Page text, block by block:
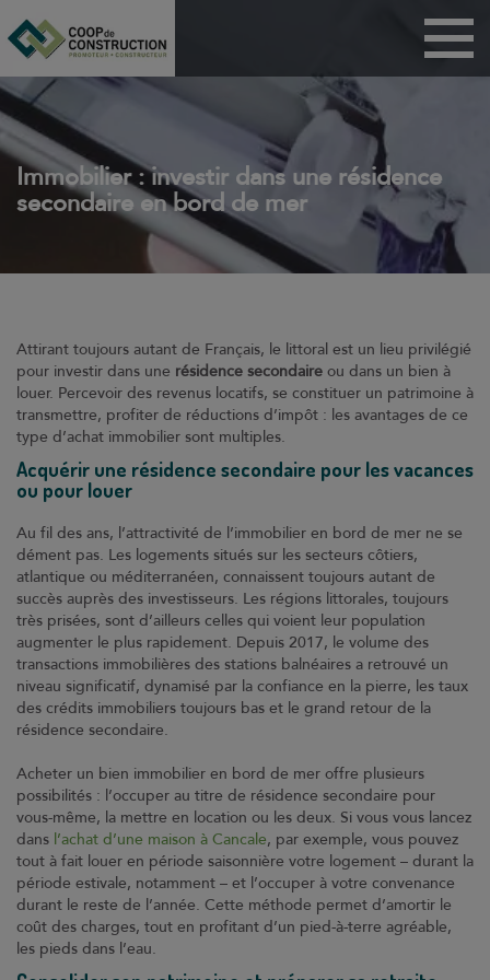
Immobilier : investir dans une résidence
secondaire en bord de mer
Attirant toujours autant de Français, le littoral est un lieu privilégié
pour investir dans une résidence secondaire ou dans un bien à
louer. Percevoir des revenus locatifs, se constituer un patrimoine à
transmettre, profiter de réductions d’impôt : les avantages de ce
type d’achat immobilier sont multiples.
Acquérir une résidence secondaire pour les vacances
ou pour louer
Au fil des ans, l’attractivité de l’immobilier en bord de mer ne se
dément pas. Les logements situés sur les secteurs côtiers,
atlantique ou méditerranéen, connaissent toujours autant de
succès auprès des investisseurs. Les régions littorales, toujours
très prisées, sont d’ailleurs celles qui voient leur population
augmenter le plus rapidement. Depuis 2017, le volume des
transactions immobilières des stations balnéaires a retrouvé un
niveau significatif, dynamisé par la confiance en la pierre, les taux
des crédits immobiliers toujours bas et le grand retour de la
résidence secondaire.
Acheter un bien immobilier en bord de mer offre plusieurs
possibilités : l’occuper au titre de résidence secondaire pour
vous-même, la mettre en location ou les deux. Si vous vous lancez
dans l’achat d’une maison à Cancale, par exemple, vous pouvez
tout à fait louer en période saisonnière votre logement – durant la
période estivale, notamment – et l’occuper à votre convenance
durant le reste de l’année. Cette méthode permet d’amortir le
coût des charges, tout en profitant d’un pied-à-terre agréable,
les pieds dans l’eau.
Maisons
Appartements
BRS
Coop de
construction
Technicoop
Actualités
Coop et Nous
Suivez-nous sur
Suivez-nous sur